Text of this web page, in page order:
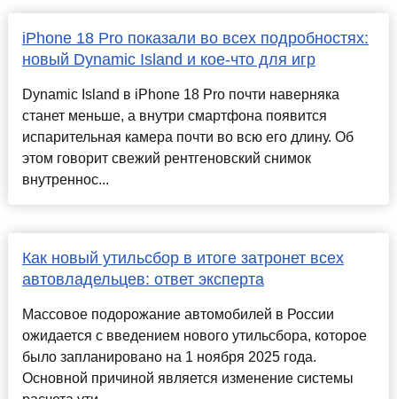
iPhone 18 Pro показали во всех подробностях:
новый Dynamic Island и кое-что для игр
Dynamic Island в iPhone 18 Pro почти наверняка
станет меньше, а внутри смартфона появится
испарительная камера почти во всю его длину. Об
этом говорит свежий рентгеновский снимок
внутреннос...
Как новый утильсбор в итоге затронет всех
автовладельцев: ответ эксперта
Массовое подорожание автомобилей в России
ожидается с введением нового утильсбора, которое
было запланировано на 1 ноября 2025 года.
Основной причиной является изменение системы